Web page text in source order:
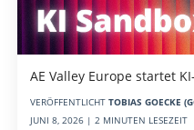
AE Valley Europe startet
VERÖFFENTLICHT TOBIAS GOECKE
JUNI 8, 2026 | 2 MINUTEN LESEZEIT